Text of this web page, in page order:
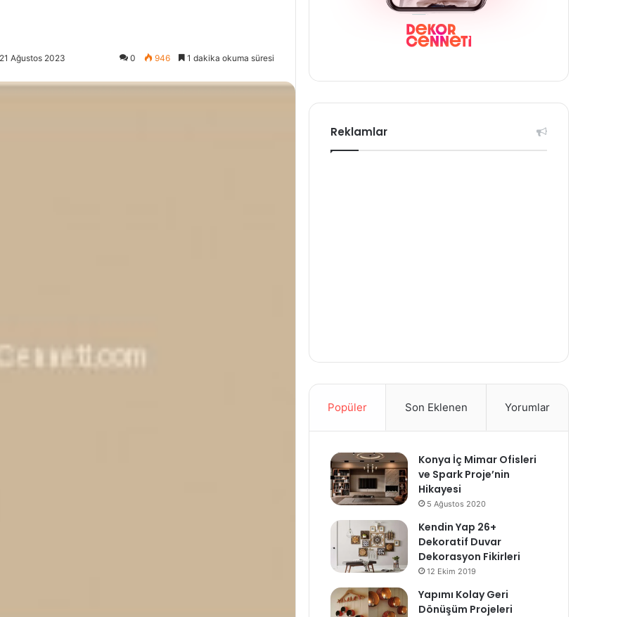
Ağustos 2023 0 946 1 dakika okuma süresi
Reklamlar
Popüler Son Eklenen Yorumlar
Konya İç Mimar Ofisleri
ve Spark Proje’nin
Hikayesi
5 Ağustos 2020
Kendin Yap 26+
Dekoratif Duvar
Dekorasyon Fikirleri
12 Ekim 2019
Yapımı Kolay Geri
Dönüşüm Projeleri